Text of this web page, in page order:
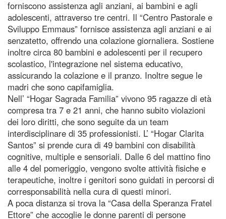
forniscono assistenza agli anziani, ai bambini e agli
adolescenti, attraverso tre centri. Il “Centro Pastorale e
Sviluppo Emmaus” fornisce assistenza agli anziani e ai
senzatetto, offrendo una colazione giornaliera. Sostiene
inoltre circa 80 bambini e adolescenti per il recupero
scolastico, l'integrazione nel sistema educativo,
assicurando la colazione e il pranzo. Inoltre segue le
madri che sono capifamiglia.
Nell’ “Hogar Sagrada Familia” vivono 95 ragazze di età
compresa tra 7 e 21 anni, che hanno subito violazioni
dei loro diritti, che sono seguite da un team
interdisciplinare di 35 professionisti. L’ “Hogar Clarita
Santos” si prende cura di 49 bambini con disabilità
cognitive, multiple e sensoriali. Dalle 6 del mattino fino
alle 4 del pomeriggio, vengono svolte attività fisiche e
terapeutiche, inoltre i genitori sono guidati in percorsi di
corresponsabilità nella cura di questi minori.
A poca distanza si trova la “Casa della Speranza Fratel
Ettore” che accoglie le donne parenti di persone